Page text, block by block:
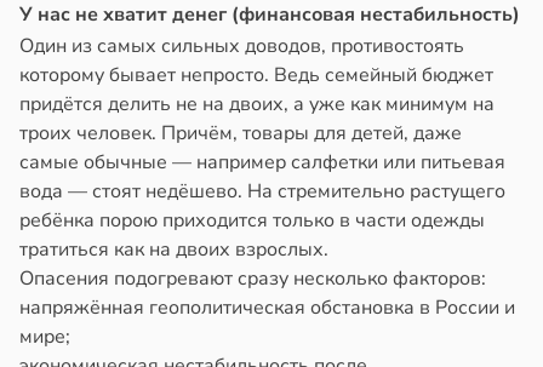
У нас не хватит денег (финансовая нестабильность)
Один из самых сильных доводов, противостоять
которому бывает непросто. Ведь семейный бюджет
придётся делить не на двоих, а уже как минимум на
троих человек. Причём, товары для детей, даже
самые обычные — например салфетки или питьевая
вода — стоят недёшево. На стремительно растущего
ребёнка порою приходится только в части одежды
тратиться как на двоих взрослых.
Опасения подогревают сразу несколько факторов:
напряжённая геополитическая обстановка в России и
мире;